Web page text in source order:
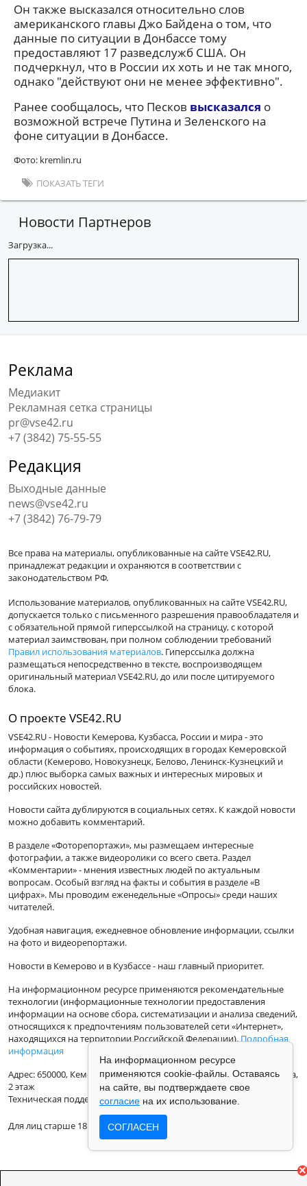
Он также высказался относительно слов
американского главы Джо Байдена о том, что
данные по ситуации в Донбассе тому
предоставляют 17 разведслужб США. Он
подчеркнул, что в России их хоть и не так много,
однако "действуют они не менее эффективно".
Ранее сообщалось, что Песков высказался о
возможной встрече Путина и Зеленского на
фоне ситуации в Донбассе.
Фото: kremlin.ru
ПОКАЗАТЬ ТЕГИ
Новости Партнеров
Загрузка...
Реклама
Медиакит
Рекламная сетка страницы
pr@vse42.ru
+7 (3842) 75-55-55
Редакция
Выходные данные
news@vse42.ru
+7 (3842) 76-79-79
Все права на материалы, опубликованные на сайте VSE42.RU,
принадлежат редакции и охраняются в соответствии с
законодательством РФ.
Использование материалов, опубликованных на сайте VSE42.RU,
допускается только с письменного разрешения правообладателя и
с обязательной прямой гиперссылкой на страницу, с которой
материал заимствован, при полном соблюдении требований
Правил использования материалов. Гиперссылка должна
размещаться непосредственно в тексте, воспроизводящем
оригинальный материал VSE42.RU, до или после цитируемого
блока.
О проекте VSE42.RU
VSE42.RU - Новости Кемерова, Кузбасса, России и мира - это
информация о событиях, происходящих в городах Кемеровской
области (Кемерово, Новокузнецк, Белово, Ленинск-Кузнецкий и
др.) плюс выборка самых важных и интересных мировых и
российских новостей.
Новости сайта дублируются в социальных сетях. К каждой новости
можно добавить комментарий.
В разделе «Фоторепортажи», мы размещаем интересные
фотографии, а также видеоролики со всего света. Раздел
«Комментарии» - мнения известных людей по актуальным
вопросам. Особый взгляд на факты и события в разделе «В
цифрах». Мы проводим еженедельные «Опросы» среди наших
читателей.
Удобная навигация, ежедневное обновление информации, ссылки
на фото и видеорепортажи.
Новости в Кемерово и в Кузбассе - наш главный приоритет.
На информационном ресурсе применяются рекомендательные
технологии (информационные технологии предоставления
информации на основе сбора, систематизации и анализа сведений,
относящихся к предпочтениям пользователей сети «Интернет»,
находящихся на территории Российской Федерации). Подробная
информация
Адрес: 650000, Кемеровская Область, г.Кемерово, ул.Кузбасская 33а,
2 этаж
Техническая поддержка: support@vse42.ru
Для лиц старше 18 лет.
На информационном ресурсе
применяются cookie-файлы. Оставаясь
на сайте, вы подтверждаете свое
согласие на их использование.
СОГЛАСЕН